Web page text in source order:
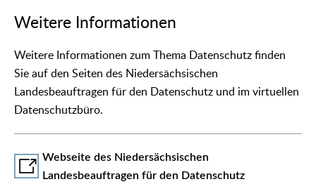
Weitere Informationen
Weitere Informationen zum Thema Datenschutz finden
Sie auf den Seiten des Niedersächsischen
Landesbeauftragen für den Datenschutz und im virtuellen
Datenschutzbüro.
Webseite des Niedersächsischen
Landesbeauftragen für den Datenschutz